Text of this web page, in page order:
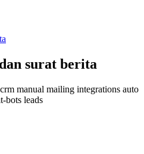
surat berita
crm manual mailing integrations auto
bots leads